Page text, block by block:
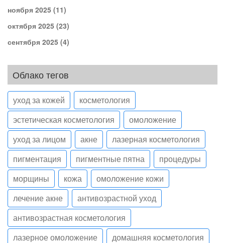
ноября 2025 (11)
октября 2025 (23)
сентября 2025 (4)
Облако тегов
уход за кожей
косметология
эстетическая косметология
омоложение
уход за лицом
акне
лазерная косметология
пигментация
пигментные пятна
процедуры
морщины
кожа
омоложение кожи
лечение акне
антивозрастной уход
антивозрастная косметология
лазерное омоложение
домашняя косметология